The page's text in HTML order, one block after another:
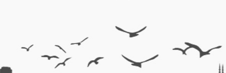
Tüm yazıları görüntüle